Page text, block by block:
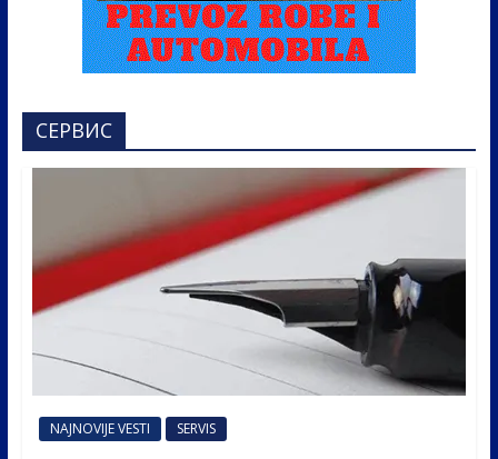
СЕРВИС
NAJNOVIJE VESTI SERVIS